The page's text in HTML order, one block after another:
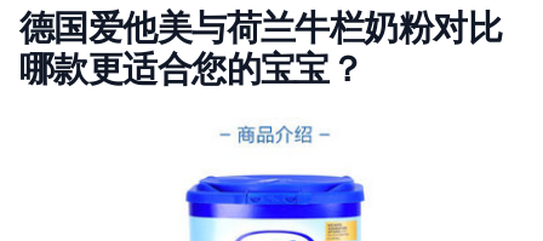
德国爱他美与荷兰牛栏奶粉对比
哪款更适合您的宝宝？